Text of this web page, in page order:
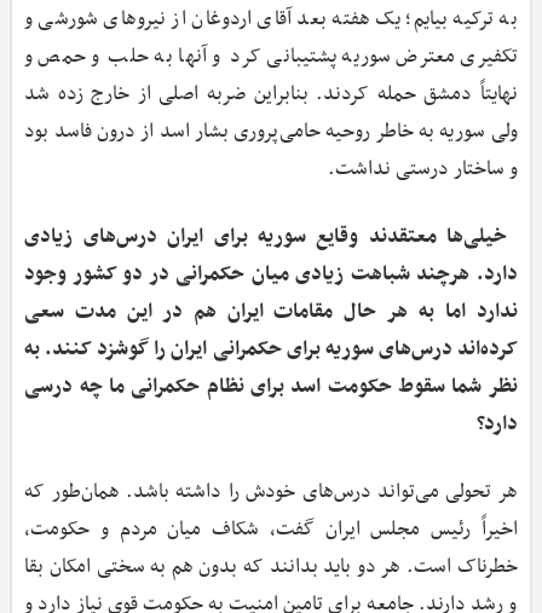
به ترکیه بیایم؛ یک هفته بعد آقای اردوغان از نیروهای شورشی و
تکفیری معترض سوریه پشتیبانی کرد و آنها به حلب و حمص و
نهایتاً دمشق حمله کردند. بنابراین ضربه اصلی از خارج زده شد
ولی سوریه به خاطر روحیه حامی‌پروری بشار اسد از درون فاسد بود
و ساختار درستی نداشت.
‌ خیلی‌ها معتقدند وقایع سوریه برای ایران درس‌های زیادی
دارد. هرچند شباهت زیادی میان حکمرانی در دو کشور وجود
ندارد اما به هر حال مقامات ایران هم در این مدت سعی
کرده‌اند درس‌های سوریه برای حکمرانی ایران را گوشزد کنند. به
نظر شما سقوط حکومت اسد برای نظام حکمرانی ما چه درسی
دارد؟
هر تحولی می‌تواند درس‌های خودش را داشته باشد. همان‌طور که
اخیراً رئیس مجلس ایران گفت، شکاف میان مردم و حکومت،
خطرناک است. هر دو باید بدانند که بدون هم به سختی امکان بقا
و رشد دارند. جامعه برای تامین امنیت به حکومت قوی نیاز دارد و